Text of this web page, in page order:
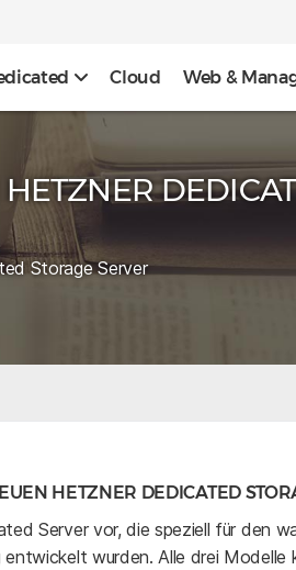
Cloud Web &
Storage Server
HETZNER DEDICATED
Server vor, die speziell für den
entwickelt wurden. Alle drei